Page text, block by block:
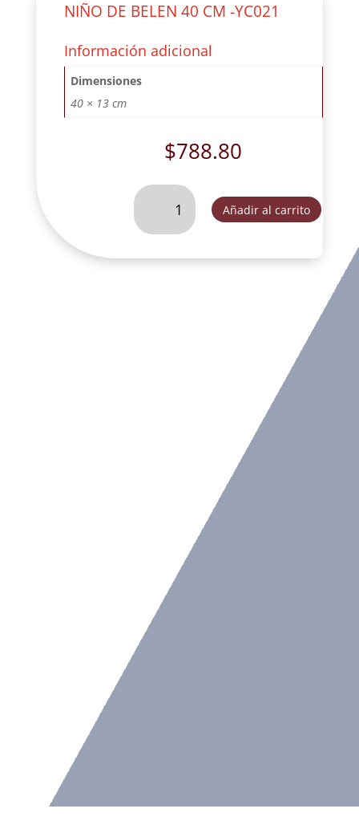
NIÑO DE BELEN 40 CM -YC021
Información adicional
Dimensiones
40 × 13 cm
$788.80
NIÑO
BELEN
CM
Añadir al carrito